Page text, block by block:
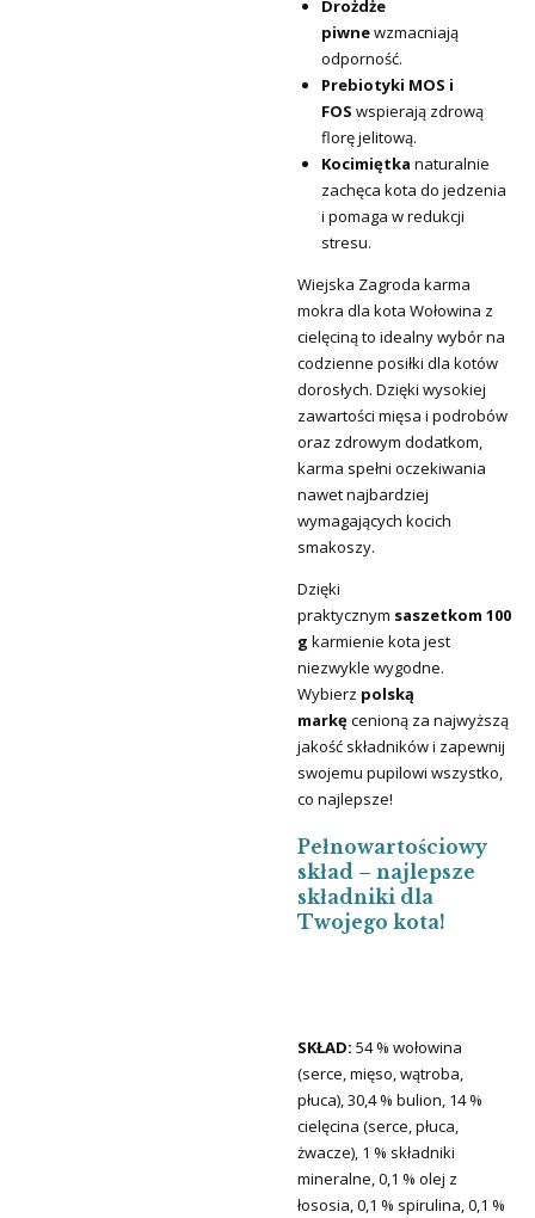
Drożdże
piwnewzmacniają
odporność.
Prebiotyki MOS i
FOS wspierają zdrową
florę jelitową.
Kocimiętka naturalnie
zachęca kota do jedzenia
i pomaga w redukcji
stresu.
Wiejska Zagroda karma
mokra dla kota Wołowina z
cielęciną to idealny wybór na
codzienne posiłki dla kotów
dorosłych. Dzięki wysokiej
zawartości mięsa i podrobów
oraz zdrowym dodatkom,
karma spełni oczekiwania
nawet najbardziej
wymagających kocich
smakoszy.
Dzięki
praktycznym saszetkom 100
g karmienie kota jest
niezwykle wygodne.
Wybierz polską
markęcenioną za najwyższą
jakość składników i zapewnij
swojemu pupilowi wszystko,
co najlepsze!
Pełnowartościowy
skład – najlepsze
składniki dla
Twojego kota!
SKŁAD: 54 % wołowina
(serce, mięso, wątroba,
płuca), 30,4 % bulion, 14 %
cielęcina (serce, płuca,
żwacze), 1 % składniki
mineralne, 0,1 % olej z
łososia, 0,1 % spirulina, 0,1 %